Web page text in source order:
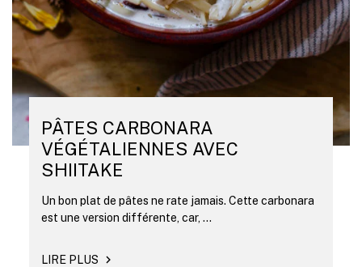
PÂTES CARBONARA
VÉGÉTALIENNES AVEC
SHIITAKE
Un bon plat de pâtes ne rate jamais. Cette carbonara
est une version différente, car, ...
LIRE PLUS